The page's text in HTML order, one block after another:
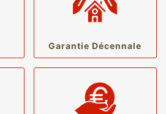
Garantie Décennale